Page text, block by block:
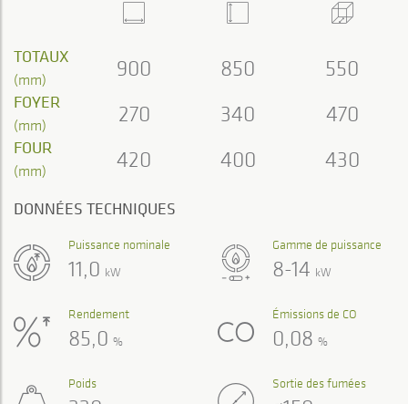
TOTAUX
(mm) 900 850 550
FOYER
(mm) 270 340 470
FOUR
(mm) 420 400 430
DONNÉES TECHNIQUES
Gamme de puissance
8-14 kW
Puissance nominale
11,0 kW
Rendement
85,0 %
Émissions de CO
0,08 %
Poids Sortie des fumées